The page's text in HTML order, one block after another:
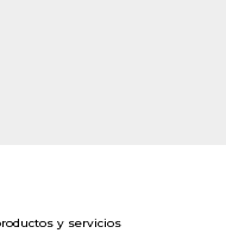
y servicios